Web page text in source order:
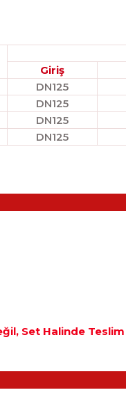
Giriş
DN125
DN125
DN125
DN125
Set Halinde